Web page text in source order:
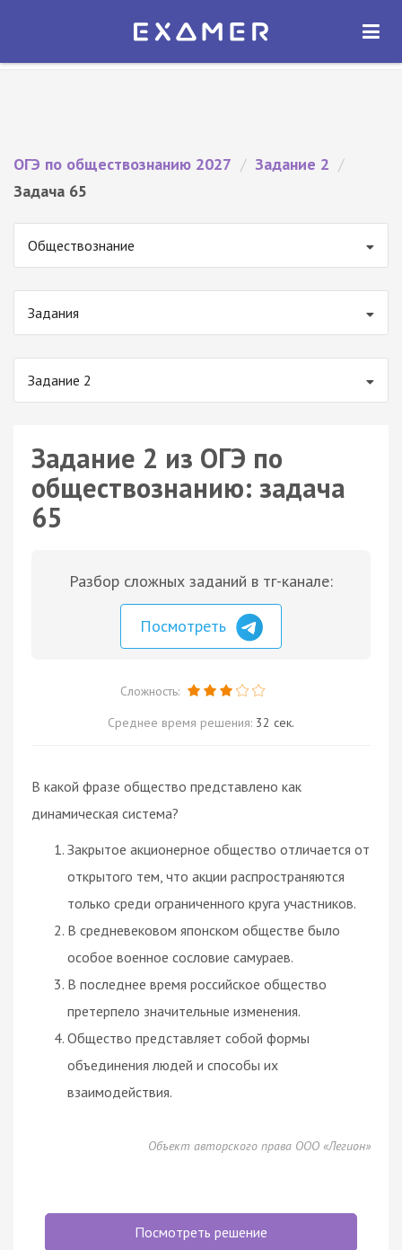
Экзамер — ЕГЭ 2027
ОТКРЫТЬ
ОГЭ по обществознанию 2027 / Задание 2 /
Задача 65
Обществознание
Задания
Задание 2
Задание 2 из ОГЭ по
обществознанию: задача
65
Разбор сложных заданий в тг-канале:
Посмотреть
Сложность:
Среднее время решения: 32 сек.
В какой фразе общество представлено как
динамическая система?
Закрытое акционерное общество отличается от
открытого тем, что акции распространяются
только среди ограниченного круга участников.
В средневековом японском обществе было
особое военное сословие самураев.
В последнее время российское общество
претерпело значительные изменения.
Общество представляет собой формы
объединения людей и способы их
взаимодействия.
Объект авторского права ООО «Легион»
Посмотреть решение